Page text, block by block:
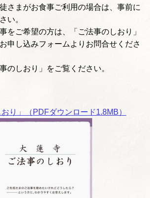
さまがお食事ご利用の場合は、事前に
い。
をご希望の方は、「ご法事のしおり」
申し込みフォームよりお問合せくださ
のしおり」をご覧ください。
おり」（PDFダウンロード1.8MB）